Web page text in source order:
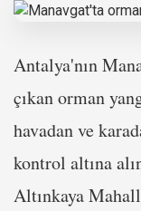
Antalya'nın
çıkan orman
havadan ve
kontrol altına
Altınkaya